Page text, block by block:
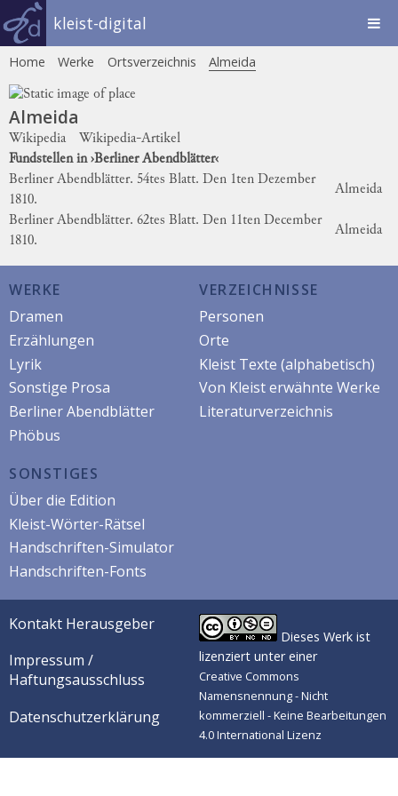
kleist-digital
Home Werke Ortsverzeichnis Almeida
Almeida
Wikipedia
Wikipedia-Artikel
Fundstellen in ›Berliner Abendblätter‹
Berliner Abendblätter. 54tes Blatt. Den 1ten Dezember
1810.
Almeida
Berliner Abendblätter. 62tes Blatt. Den 11ten December
1810.
Almeida
WERKE
Dramen
Erzählungen
Lyrik
Sonstige Prosa
Berliner Abendblätter
Phöbus
VERZEICHNISSE
Personen
Orte
Kleist Texte (alphabetisch)
Von Kleist erwähnte Werke
Literaturverzeichnis
SONSTIGES
Über die Edition
Kleist-Wörter-Rätsel
Handschriften-Simulator
Handschriften-Fonts
Kontakt Herausgeber
Impressum /
Haftungsausschluss
Datenschutzerklärung
Dieses Werk ist
lizenziert unter einer
Creative Commons
Namensnennung - Nicht
kommerziell - Keine Bearbeitungen
4.0 International Lizenz